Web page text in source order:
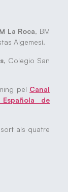
La Roca, BM
Algemesí.
, Colegio San
pel Canal
de
als quatre